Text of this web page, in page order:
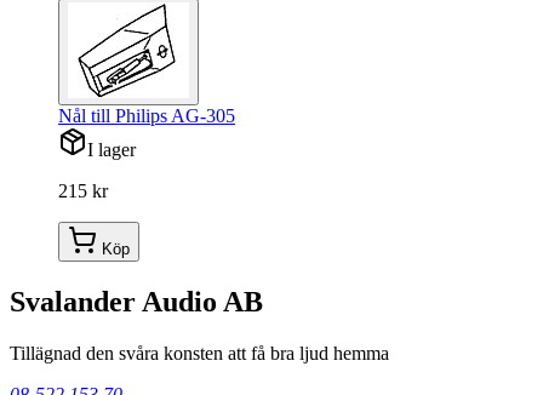
Nål till Philips AG-305
I lager
215 kr
Köp
Svalander Audio AB
Tillägnad den svåra konsten att få bra ljud hemma